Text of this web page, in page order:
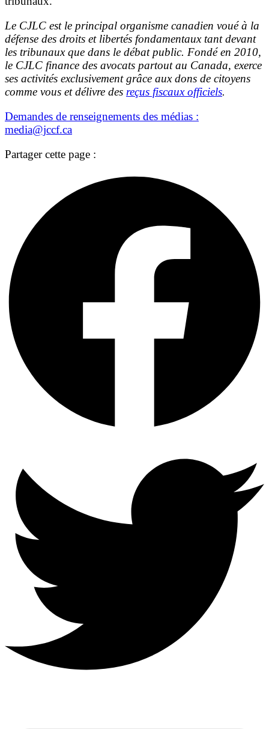
Le CJLC est le principal organisme canadien voué à la
défense des droits et libertés fondamentaux tant devant
les tribunaux que dans le débat public. Fondé en 2010,
le CJLC finance des avocats partout au Canada, exerce
ses activités exclusivement grâce aux dons de citoyens
comme vous et délivre des reçus fiscaux officiels.
Demandes de renseignements des médias :
media@jccf.ca
Partager cette page :